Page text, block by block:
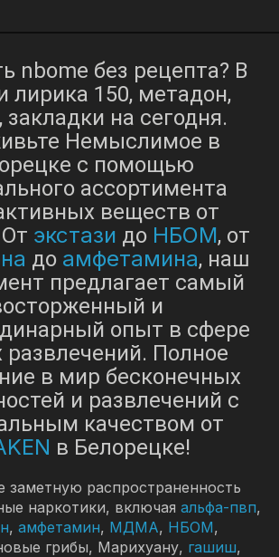
nbome без рецепта? В
лирика 150, метадон,
закладки на сегодня.
Немыслимое в
с помощью
ассортимента
веществ от
экстази до НБОМ, от
до амфетамина, наш
предлагает самый
и
опыт в сфере
развлечений. Полное
в мир бесконечных
и развлечений с
качеством от
в Белорецке!
заметную распространенность
наркотики, включая альфа-пвп,
, амфетамин, МДМА, НБОМ,
грибы, Марихуану, гашиш,